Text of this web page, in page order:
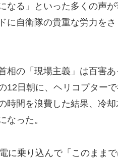
なる」といった多くの声
に自衛隊の貴重な労力をさ
相の「現場主義」は百害
12日朝に、ヘリコプター
時間を浪費した結果、冷
なった。
に乗り込んで「このまま